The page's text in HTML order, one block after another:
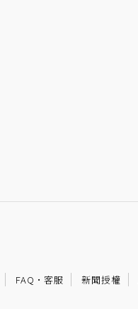
FAQ · 客服 新聞授權